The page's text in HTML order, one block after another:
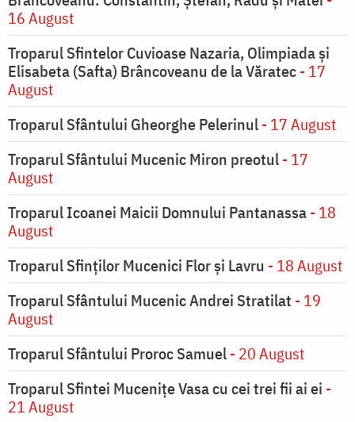
16 August
Troparul Sfintelor Cuvioase Nazaria, Olimpiada și
Elisabeta (Safta) Brâncoveanu de la Văratec- 17
August
Troparul Sfântului Gheorghe Pelerinul- 17 August
Troparul Sfântului Mucenic Miron preotul- 17
August
Troparul Icoanei Maicii Domnului Pantanassa- 18
August
Troparul Sfinţilor Mucenici Flor şi Lavru - 18 August
Troparul Sfântului Mucenic Andrei Stratilat - 19
August
Troparul Sfântului Proroc Samuel- 20 August
Troparul Sfintei Muceniţe Vasa cu cei trei fii ai ei -
21 August